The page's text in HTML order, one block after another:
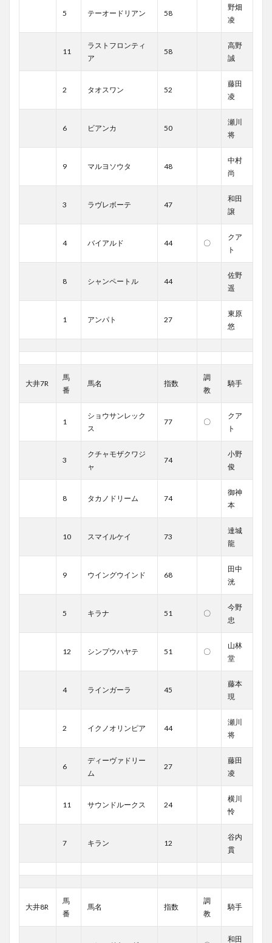
5 テーオードリアン 58
野畑
凌
11
ラストフロンティ
ア
58
高野
誠
2 タオスワン 52
藤田
凌
6 ビアンカ 50
瀬川
将
9 マルヨソウタ 48
中村
尚
3 ラヴレボーテ 47
和田
譲
4 バイアルド 44 〇
クア
ト
8 シャンペートル 44
佐野
遥
1 アンパト 27
東原
悠
大井7R
馬
番
馬名 指数
調
教
騎手
1
ショウサンレック
ス
77 〇
クア
ト
3
クチャモザクワジ
ャ
74
小野
俊
8 タカノドリーム 74
御神
本
10 スマイルケイ 73
達城
龍
9 ウイングウインド 68
田中
洸
5 キラナ 51 〇
今野
忠
12 シンプウハヤテ 51 〇
山林
堂
4 ラインガーラ 45
藤本
現
2 イクノオリンピア 44
瀬川
将
6
ディーヴァドリー
ム
27
藤田
凌
11 サウンドルークス 24
横川
怜
7 キラン 12
谷内
貫
大井8R
馬
番
馬名 指数
調
教
騎手
和田